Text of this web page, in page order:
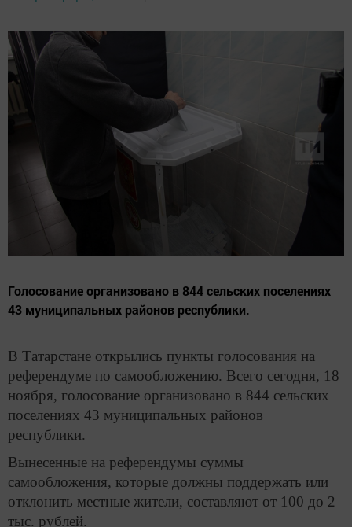
Голосование организовано в 844 сельских поселениях
43 муниципальных районов республики.
В Татарстане открылись пункты голосования на
референдуме по самообложению. Всего сегодня, 18
ноября, голосование организовано в 844 сельских
поселениях 43 муниципальных районов
республики.
Вынесенные на референдумы суммы
самообложения, которые должны поддержать или
отклонить местные жители, составляют от 100 до 2
тыс. рублей.